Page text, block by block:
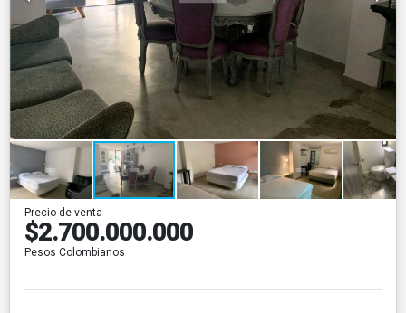
Precio de venta
$2.700.000.000
Pesos Colombianos